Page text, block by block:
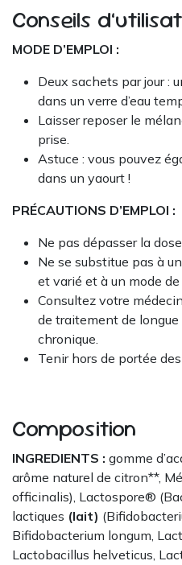
Conseils
MODE D’EMPLOI :
Deux sachets par jour :
dans un verre d’eau
Laisser reposer le
prise.
Astuce : vous pouvez
dans un yaourt !
PRÉCAUTIONS D’EMPLOI :
Ne pas dépasser la
Ne se substitue pas à
et varié et à un mode
Consultez votre
de traitement de longue
chronique.
Tenir hors de portée
Composition
INGREDIENTS : gomme
arôme naturel de citron**,
officinalis), Lactospore®
lactiques (lait)
Bifidobacterium longum,
Lactobacillus helveticus,